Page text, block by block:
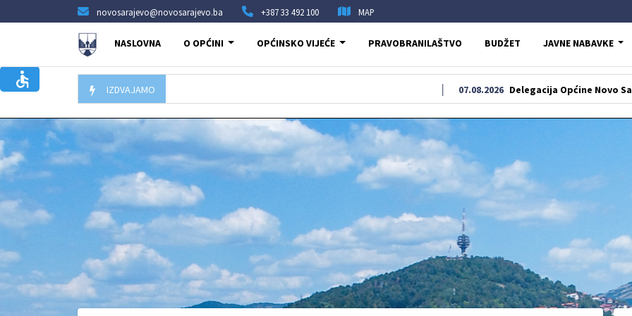
novosarajevo@novosarajevo.ba +387 33 492 100 MAP
NASLOVNA O OPĆINI OPĆINSKO VIJEĆE PRAVOBRANILAŠTVO BUDŽET JAVNE NABAVKE
IZDVAJAMO Delegacija Općine Novo Sarajevo